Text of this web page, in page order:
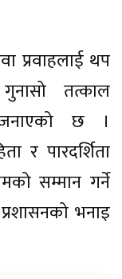
प्रवाहलाई थप
तत्काल
छ ।
र पारदर्शिता
सम्मान गर्ने
भनाइ